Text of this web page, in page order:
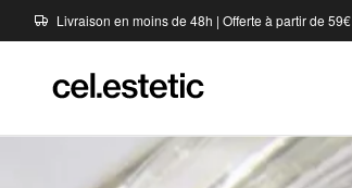
Livraison en moins de 48h | Offerte à partir de 59€